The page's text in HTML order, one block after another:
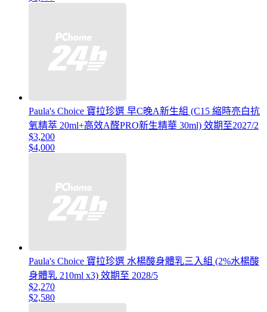
Paula's Choice 寶拉珍選 早C晚A新生組 (C15 縮時亮白抗
氧精萃 20ml+高效A醛PRO新生精華 30ml) 效期至2027/2
$3,200
$4,000
Paula's Choice 寶拉珍選 水楊酸身體乳三入組 (2%水楊酸
身體乳 210ml x3) 效期至 2028/5
$2,270
$2,580